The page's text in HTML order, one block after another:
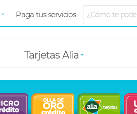
Paga tus servicios
Tarjetas Alia